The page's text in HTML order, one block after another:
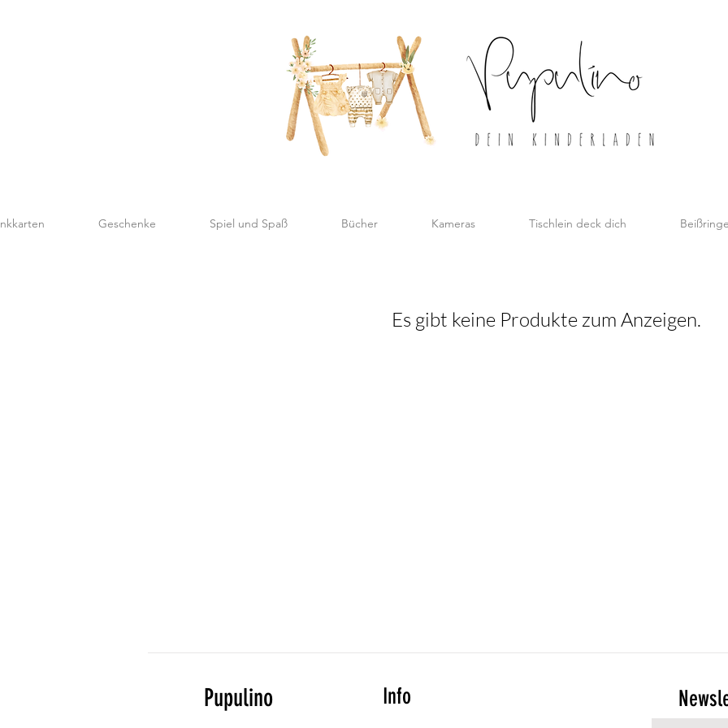
Geschenke Spiel und Spaß Bücher Kameras Tischlein deck dich
Es gibt keine Produkte zum Anzeigen.
Pupulino Info